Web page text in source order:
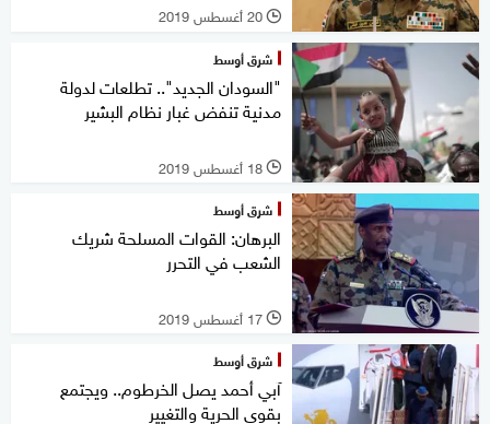
l 20 أغسطس 2019
شرق أوسط
"السودان الجديد".. تطلعات لدولة
مدنية تنفض غبار نظام البشير
l 18 أغسطس 2019
شرق أوسط
البرهان: القوات المسلحة شريك
الشعب في التحرر
l 17 أغسطس 2019
شرق أوسط
آبي أحمد يصل الخرطوم.. ويجتمع
بقوى الحرية والتغيير